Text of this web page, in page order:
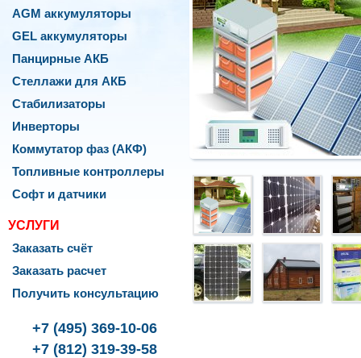
AGM аккумуляторы
GEL аккумуляторы
Панцирные АКБ
Стеллажи для АКБ
Стабилизаторы
Инверторы
Коммутатор фаз (АКФ)
Топливные контроллеры
Софт и датчики
УСЛУГИ
Заказать счёт
Заказать расчет
Получить консультацию
+7 (495) 369-10-06
+7 (812) 319-39-58